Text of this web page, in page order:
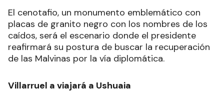
El cenotafio, un monumento emblemático con
placas de granito negro con los nombres de los
caídos, será el escenario donde el presidente
reafirmará su postura de buscar la recuperación
de las Malvinas por la vía diplomática.
Villarruel a viajará a Ushuaia